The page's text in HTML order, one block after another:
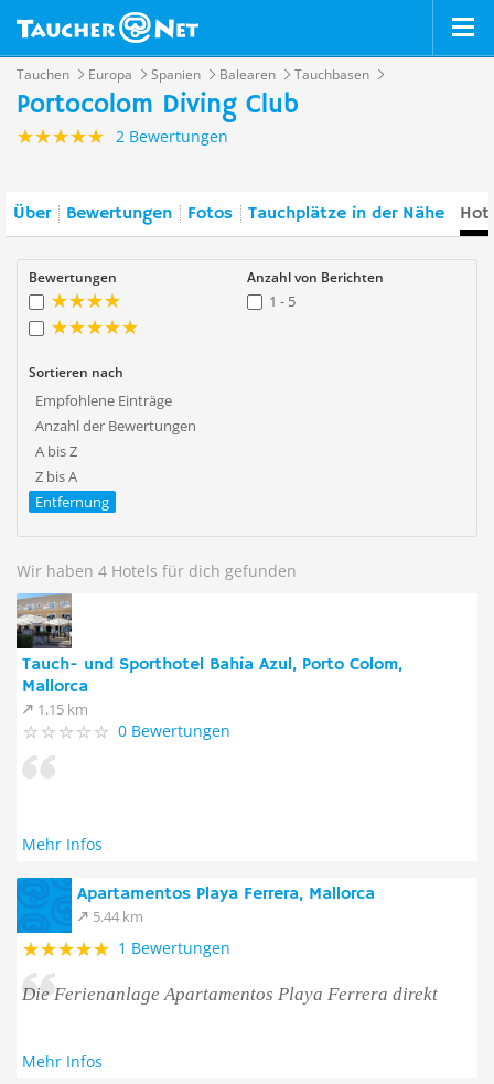
Tauchen Europa Spanien Balearen Tauchbasen
Portocolom Diving Club
2 Bewertungen
Über Bewertungen Fotos Tauchplätze in der Nähe
Bewertungen Anzahl von Berichten
1 - 5
Sortieren nach
Empfohlene Einträge
Anzahl der Bewertungen
A bis Z
Z bis A
Entfernung
Wir haben 4 Hotels für dich gefunden
Tauch- und Sporthotel Bahia Azul, Porto Colom,
Mallorca
1.15 km
0 Bewertungen
Mehr Infos
Apartamentos Playa Ferrera, Mallorca
5.44 km
1 Bewertungen
Die Ferienanlage Apartamentos Playa Ferrera direkt
Mehr Infos